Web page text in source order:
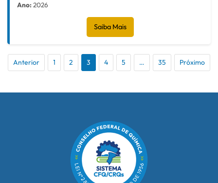
Ano: 2026
Saiba Mais
Anterior 1 2 3 4 5 … 35 Próximo